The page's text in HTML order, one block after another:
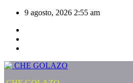
Saltar
contenido
9 agosto, 2026 2:55 am